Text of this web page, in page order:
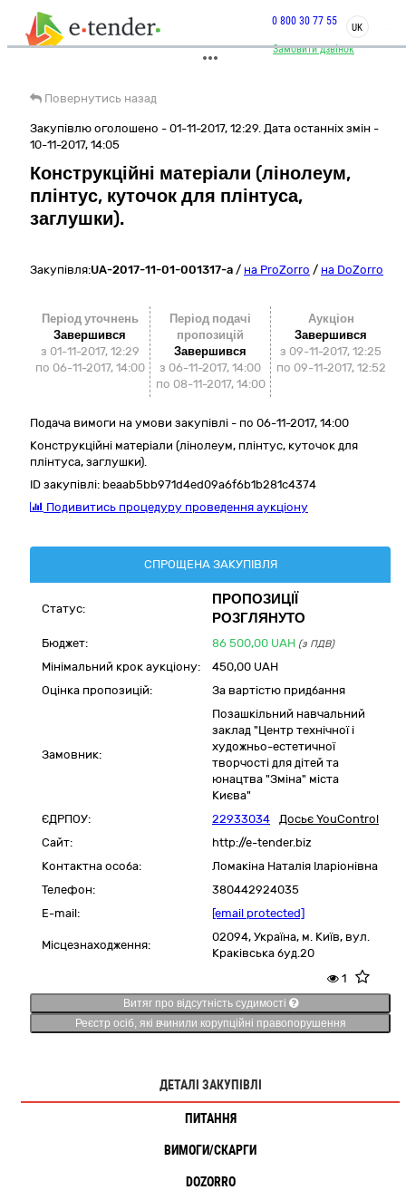
Замовити дзвінок
0 800 30 77 55
UK
Повернутись назад
Закупівлю оголошено - 01-11-2017, 12:29. Дата останніх змін -
10-11-2017, 14:05
Конструкційні матеріали (лінолеум,
плінтус, куточок для плінтуса,
заглушки).
Закупівля:UA-2017-11-01-001317-a / на ProZorro / на DoZorro
Період уточнень
Завершився
з 01-11-2017, 12:29
по 06-11-2017, 14:00
Період подачі
пропозицій
Завершився
з 06-11-2017, 14:00
по 08-11-2017, 14:00
Аукціон
Завершився
з 09-11-2017, 12:25
по 09-11-2017, 12:52
Подача вимоги на умови закупівлі - по 06-11-2017, 14:00
Конструкційні матеріали (лінолеум, плінтус, куточок для
плінтуса, заглушки).
ID закупівлі: beaab5bb971d4ed09a6f6b1b281c4374
Подивитись процедуру проведення аукціону
СПРОЩЕНА ЗАКУПІВЛЯ
Статус:
ПРОПОЗИЦІЇ
РОЗГЛЯНУТО
Бюджет: 86 500,00 UAH (з ПДВ)
Мінімальний крок аукціону:
450,00 UAH
Оцінка пропозицій:
За вартістю придбання
Замовник:
Позашкільний навчальний
заклад "Центр технічної і
художньо-естетичної
творчості для дітей та
юнацтва "Зміна" міста
Києва"
ЄДРПОУ:
22933034
Досьє YouControl
Сайт:
http://e-tender.biz
Контактна особа:
Ломакіна Наталія Іларіонівна
Телефон:
380442924035
E-mail:
[email protected]
Місцезнаходження:
02094, Україна, м. Київ, вул.
Краківська буд.20
1
Витяг про відсутність судимості
Реєстр осіб, які вчинили корупційні правопорушення
ДЕТАЛІ ЗАКУПІВЛІ
ПИТАННЯ
ВИМОГИ/СКАРГИ
DOZORRO